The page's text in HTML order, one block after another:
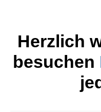
Herzlich
besuchen